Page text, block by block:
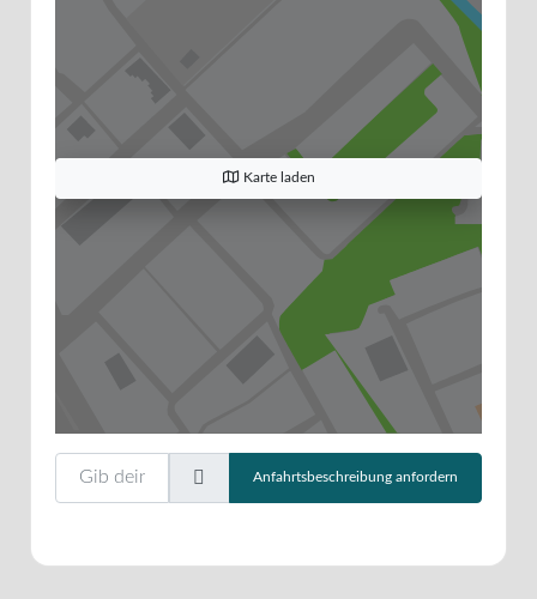
Karte laden
Gib deinen Standort ein.
Anfahrtsbeschreibung anfordern